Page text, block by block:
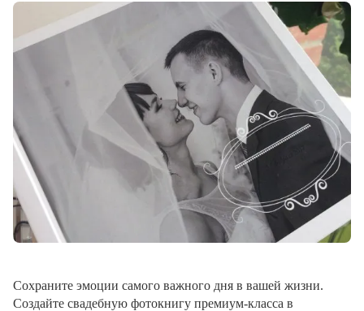
Сохраните эмоции самого важного дня в вашей жизни.
Создайте свадебную фотокнигу премиум-класса в